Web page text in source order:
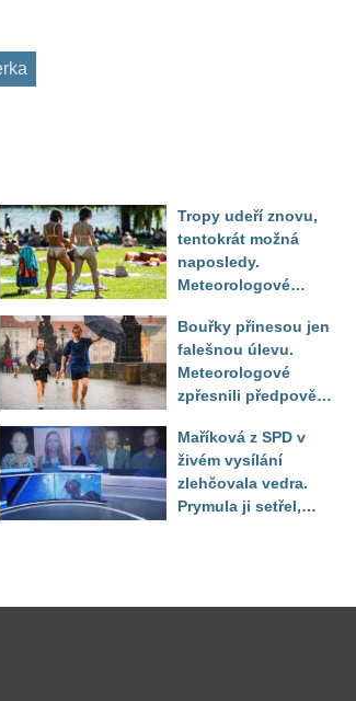
Tropy udeří znovu,
tentokrát možná
naposledy.
Meteorologové
do září
Bouřky přinesou jen
falešnou úlevu.
Meteorologové
zpřesnili předpověď
horkého počasí
Maříková z SPD v
živém vysílání
zlehčovala vedra.
Prymula ji setřel,